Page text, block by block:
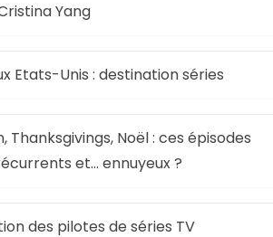
Yang
Etats-Unis : destination séries
Thanksgivings, Noël : ces épisodes
et… ennuyeux ?
des pilotes de séries TV